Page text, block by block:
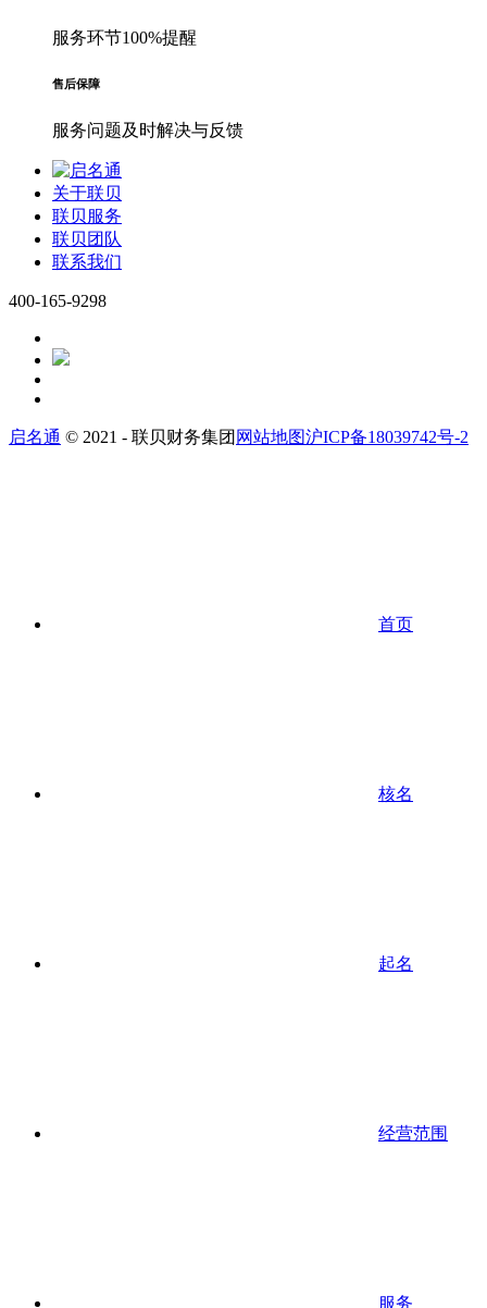
服务环节100%提醒
售后保障
服务问题及时解决与反馈
关于联贝
联贝服务
联贝团队
联系我们
400-165-9298
启名通 © 2021 - 联贝财务集团 网站地图沪ICP备18039742号-2
首页
核名
起名
经营范围
服务